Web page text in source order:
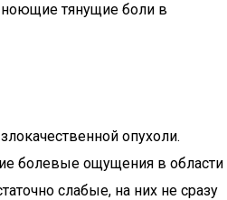
тянущие боли в
опухоли.
болевые ощущения в области
слабые, на них не сразу